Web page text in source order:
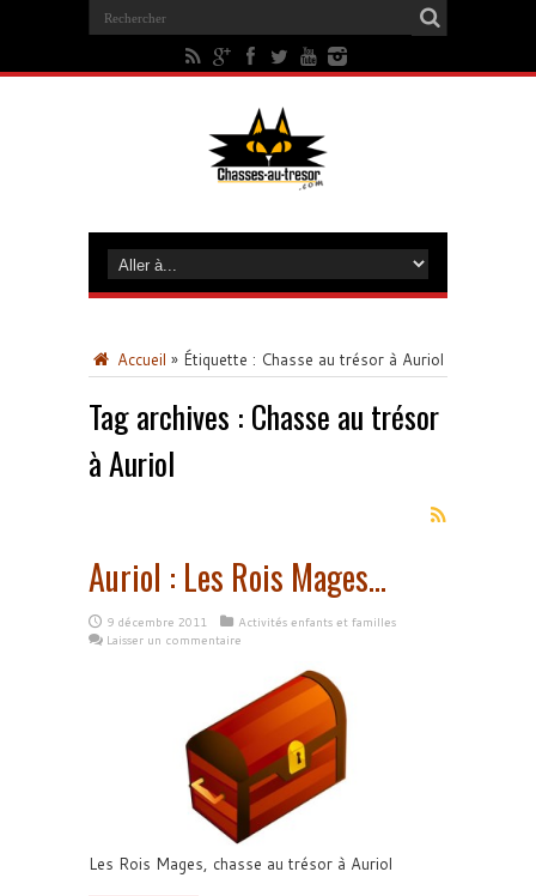
Accueil » Étiquette : Chasse au trésor à Auriol
Tag archives : Chasse au trésor
à Auriol
Auriol : Les Rois Mages…
9 décembre 2011
Activités enfants et familles
Laisser un commentaire
Les Rois Mages, chasse au trésor à Auriol